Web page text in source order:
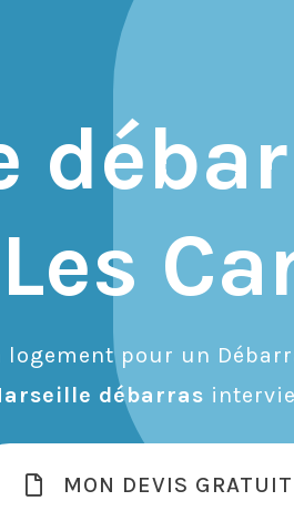
logement pour un
débarras
MON DEVIS